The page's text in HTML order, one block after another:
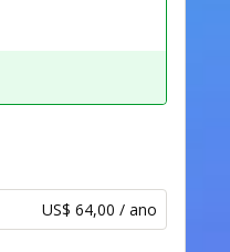
US$ 64,00 / ano